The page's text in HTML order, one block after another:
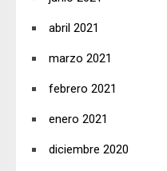
abril 2021
marzo 2021
febrero 2021
enero 2021
diciembre 2020